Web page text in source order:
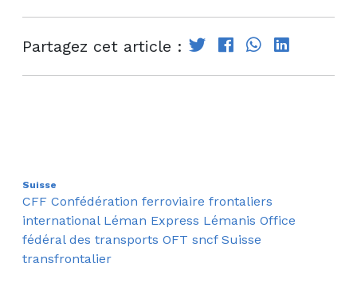
Suisse
CFF Confédération ferroviaire frontaliers
international Léman Express Lémanis Office
fédéral des transports OFT sncf Suisse
transfrontalier
Partagez cet article :